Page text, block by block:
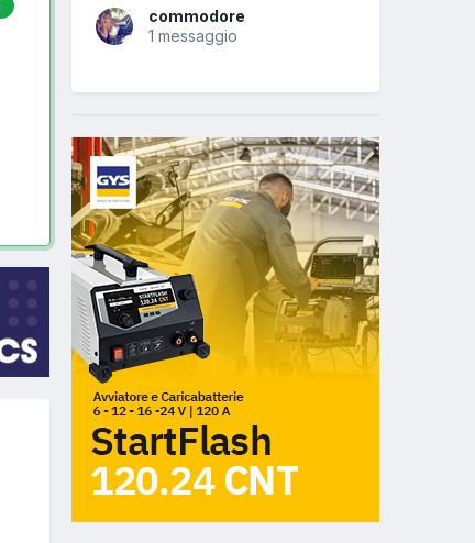
commodore
1 messaggio